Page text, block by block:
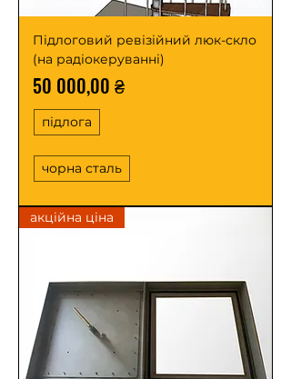
Підлоговий ревізійний люк-скло
(на радіокеруванні)
Ціна
50 000,00 ₴
підлога
чорна сталь
акційна ціна